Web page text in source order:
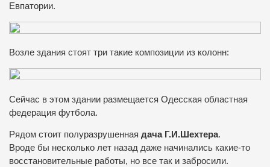
Евпатории.
Возле здания стоят три такие композиции из колонн:
Сейчас в этом здании размещается Одесская областная
федерация футбола.
Рядом стоит полуразрушенная дача Г.И.Шехтера.
Вроде бы несколько лет назад даже начинались какие-то
восстановительные работы, но все так и забросили.